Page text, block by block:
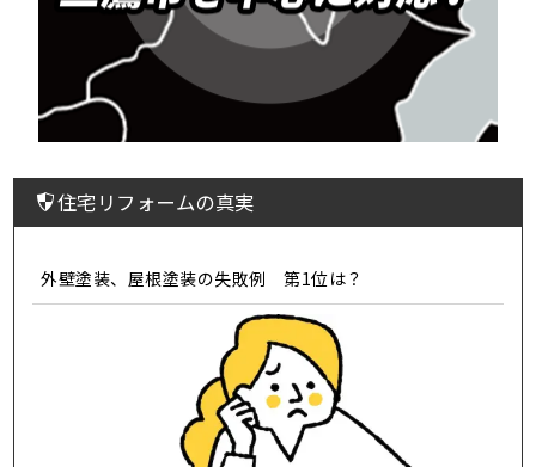
住宅リフォームの真実
外壁塗装、屋根塗装の失敗例 第1位は？